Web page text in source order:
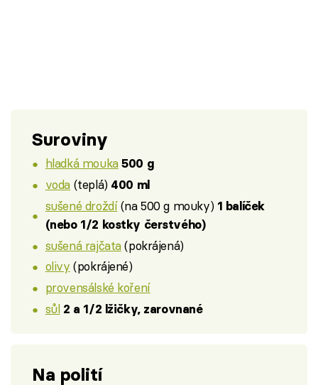
Suroviny
hladká mouka 500 g
voda (teplá) 400 ml
sušené droždí(na 500 g mouky) 1 balíček
(nebo 1/2 kostky čerstvého)
sušená rajčata(pokrájená)
olivy (pokrájené)
provensálské koření
sůl 2 a 1/2 lžičky, zarovnané
Na polití